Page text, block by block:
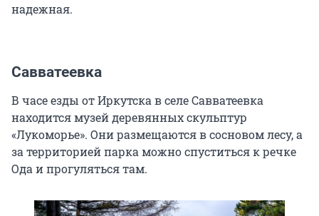
надежная.
Савватеевка
В часе езды от Иркутска в селе Савватеевка
находится музей деревянных скульптур
«Лукоморье». Они размещаются в сосновом лесу, а
за территорией парка можно спуститься к речке
Ода и прогуляться там.